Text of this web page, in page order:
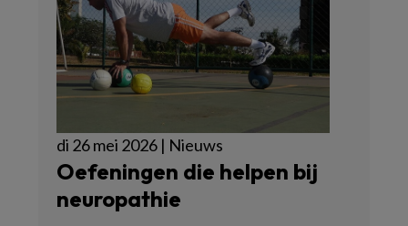
di 26 mei 2026 | Nieuws
Oefeningen die helpen bij
neuropathie